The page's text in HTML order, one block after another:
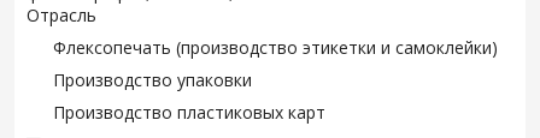
Отрасль
Флексопечать (производство этикетки и самоклейки)
Производство упаковки
Производство пластиковых карт